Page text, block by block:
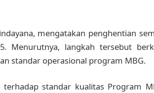
mengatakan penghentian
Menurutnya, langkah tersebut
standar operasional program MBG.
standar kualitas Program